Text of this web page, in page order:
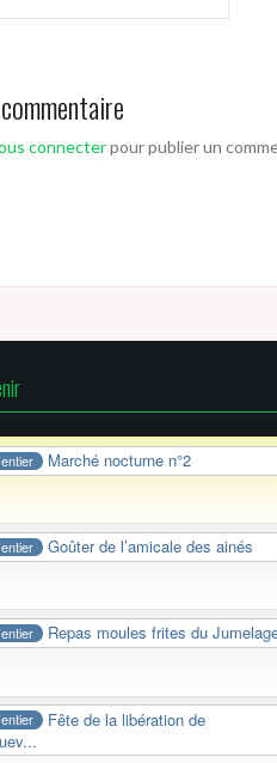
connecterpour publier un
Marché nocturne n°2
Goûter de l’amicale des ainés
Repas moules frites du
Fête de la libération de